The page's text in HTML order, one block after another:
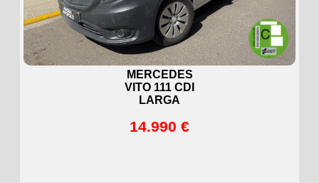
MERCEDES
VITO 111 CDI
LARGA
14.990 €